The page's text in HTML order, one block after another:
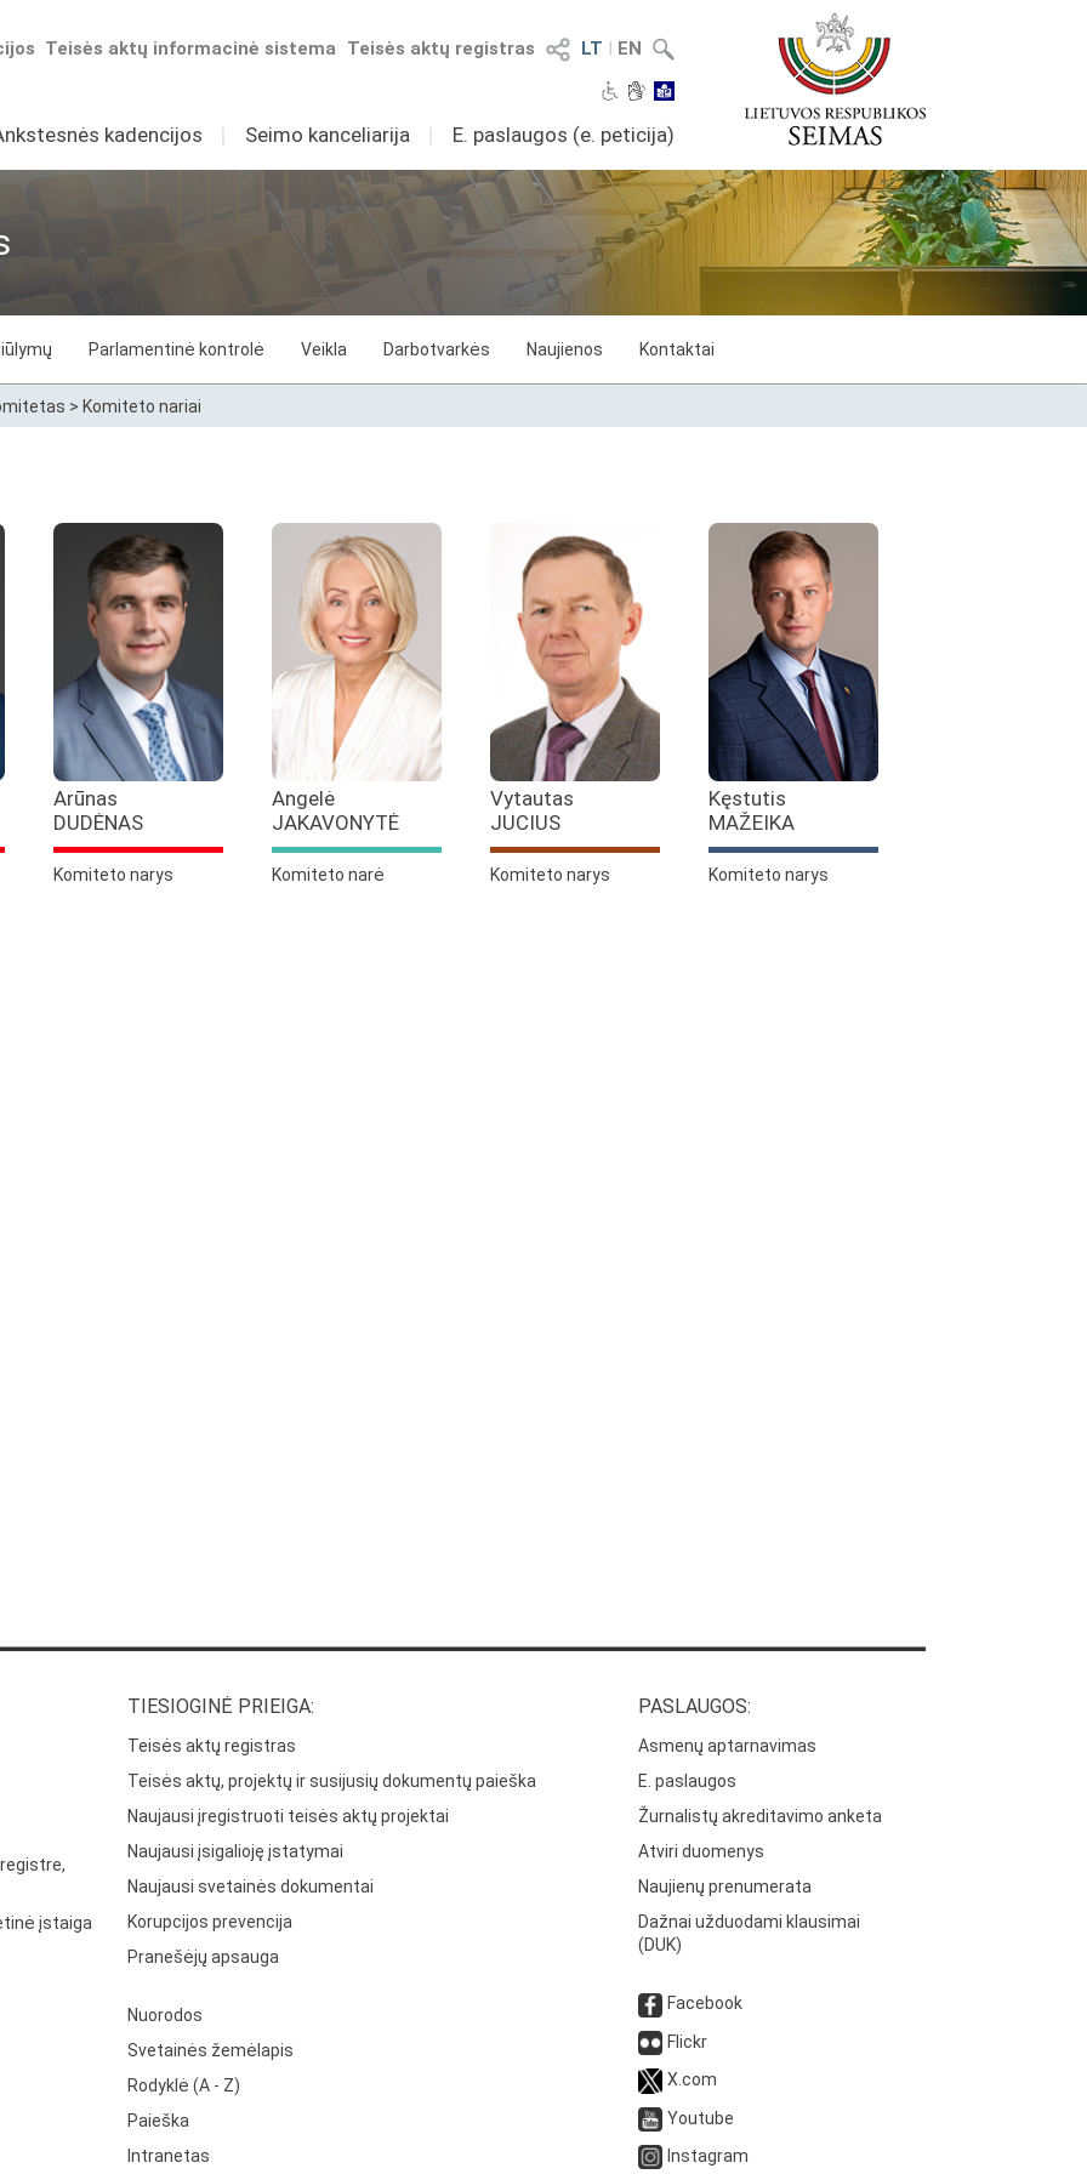
LT I EN
Teisės aktų registras
Teisės aktų informacinė sistema
kadencijos I Seimo kanceliarija I E. paslaugos (e. peticija)
Parlamentinė kontrolė Veikla Darbotvarkės Naujienos Kontaktai
> Komiteto nariai
Arūnas
DUDĖNAS
Komiteto narys
Angelė
JAKAVONYTĖ
Komiteto narė
Vytautas
JUCIUS
Komiteto narys
Kęstutis
MAŽEIKA
Komiteto narys
įstaiga
TIESIOGINĖ PRIEIGA:
Teisės aktų registras
Teisės aktų, projektų ir susijusių dokumentų paieška
Naujausi įregistruoti teisės aktų projektai
Naujausi įsigalioję įstatymai
Naujausi svetainės dokumentai
Korupcijos prevencija
Pranešėjų apsauga
Nuorodos
Svetainės žemėlapis
Rodyklė (A - Z)
Paieška
Intranetas
PASLAUGOS:
Asmenų aptarnavimas
E. paslaugos
Žurnalistų akreditavimo anketa
Atviri duomenys
Naujienų prenumerata
Dažnai užduodami klausimai
(DUK)
Facebook
Flickr
X.com
Youtube
Instagram